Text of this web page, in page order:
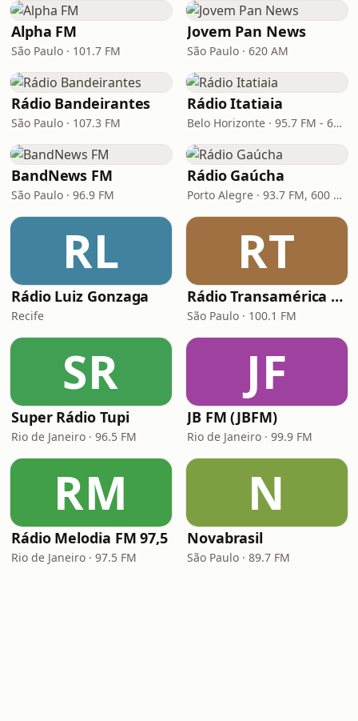
Alpha FM
São Paulo · 101.7 FM
Jovem Pan News
São Paulo · 620 AM
Rádio Bandeirantes
São Paulo · 107.3 FM
Rádio Itatiaia
Belo Horizonte · 95.7 FM - 610 AM
BandNews FM
São Paulo · 96.9 FM
Rádio Gaúcha
Porto Alegre · 93.7 FM, 600 AM
RL
Rádio Luiz Gonzaga
Recife
RT
Rádio Transamérica (TMC)
São Paulo · 100.1 FM
SR
Super Rádio Tupi
Rio de Janeiro · 96.5 FM
JF
JB FM (JBFM)
Rio de Janeiro · 99.9 FM
RM
Rádio Melodia FM 97,5
Rio de Janeiro · 97.5 FM
N
Novabrasil
São Paulo · 89.7 FM